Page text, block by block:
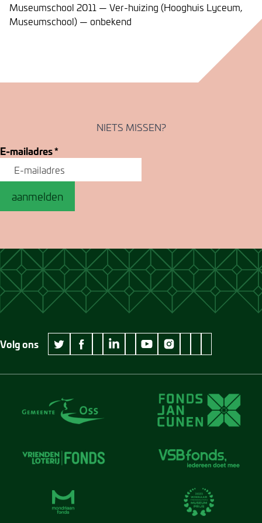
Museumschool 2011 — Ver-huizing (Hooghuis Lyceum,
Museumschool) — onbekend
NIETS MISSEN?
E-mailadres*
aanmelden
Volg ons
twitter Museum Jan Cunen
facebook Museum Jan Cunen
wikipedia Museum Jan Cunen
linkedin Museum Jan Cunen
googleplus Museum Jan Cunen
youtube Museum Jan Cunen
instagram Museum